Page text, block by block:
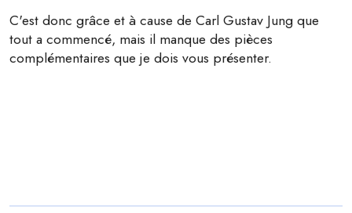
C'est donc grâce et à cause de Carl Gustav Jung que
tout a commencé, mais il manque des pièces
complémentaires que je dois vous présenter.